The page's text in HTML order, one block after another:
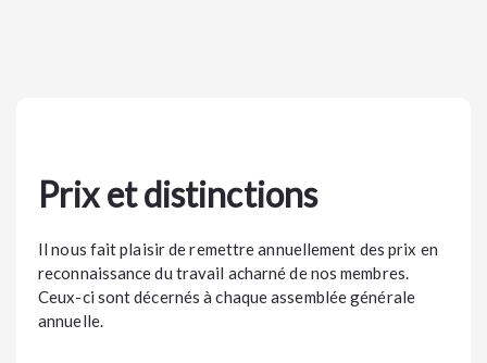
Prix et distinctions
Il nous fait plaisir de remettre annuellement des prix en
reconnaissance du travail acharné de nos membres.
Ceux-ci sont décernés à chaque assemblée générale
annuelle.